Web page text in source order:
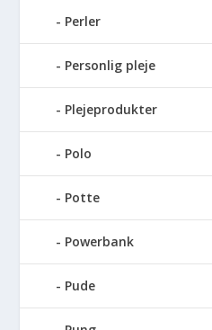
Perler
Personlig pleje
Plejeprodukter
Polo
Potte
Powerbank
Pude